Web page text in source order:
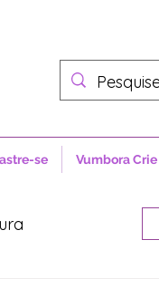
se Vumbora